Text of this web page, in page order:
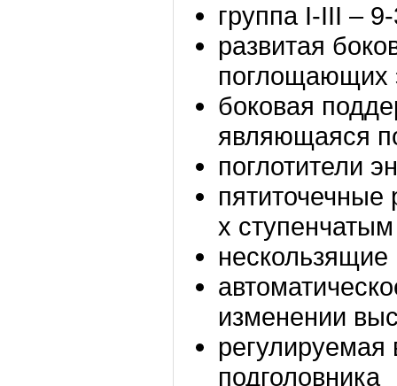
группа I-III – 9-
развитая
поглощающих
боковая
являющаяся
поглотители
пятиточечные
х
изменении
регулируемая
подголовника